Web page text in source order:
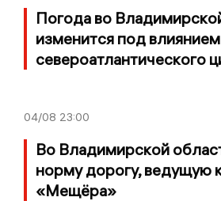
Погода во
изменится под влиянием
североатлантического
04/08 23:00
Во Владимирской
норму дорогу, ведущую
«Мещёра»